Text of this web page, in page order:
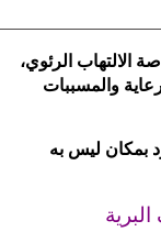
الرئوي،
والمسببات
بمكان ليس به